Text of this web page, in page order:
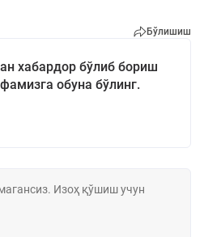
Бўлишиш
хабардор бўлиб бориш
обуна бўлинг.